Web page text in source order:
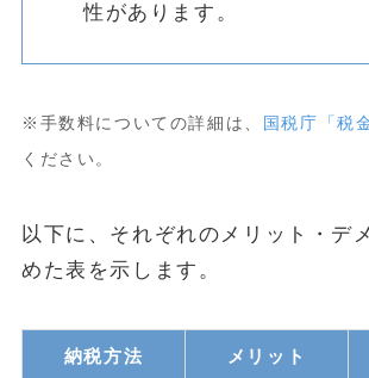
性があります。
※手数料についての詳細は、 国税庁「税
ください。
以下に、それぞれのメリット・デ
めた表を示します。
納税方法 メリット